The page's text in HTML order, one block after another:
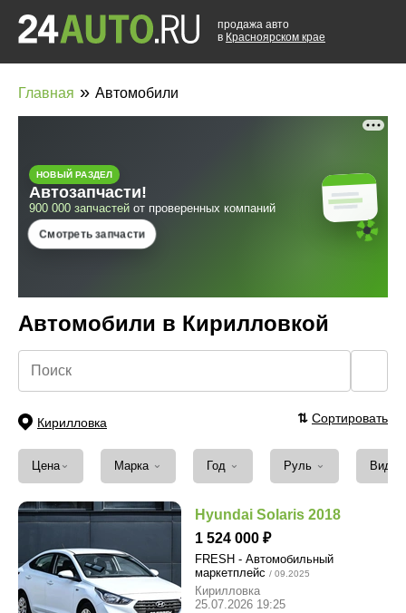
продажа авто
в Красноярском крае
Главная » Автомобили
Автомобили в Кирилловкой
Кирилловка ⇅ Сортировать
Цена ⌄ Марка ⌄ Год ⌄ Руль ⌄ Вид
Hyundai Solaris 2018
1 524 000
FRESH - Автомобильный
маркетплейс / 09.2025
Кирилловка
25.07.2026 19:25